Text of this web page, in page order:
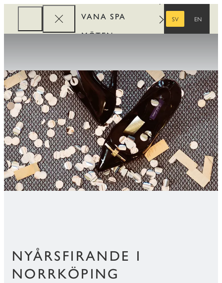
VANA SPA
MÖTEN
REWARDS
SV
EN
NYÅRSFIRANDE I
NORRKÖPING